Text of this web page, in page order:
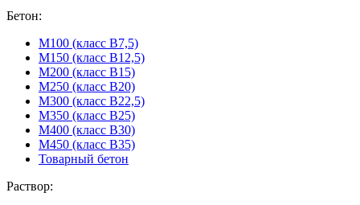
Бетон:
М100 (класс B7,5)
М150 (класс B12,5)
М200 (класс B15)
М250 (класс B20)
М300 (класс B22,5)
М350 (класс B25)
М400 (класс B30)
М450 (класс B35)
Товарный бетон
Раствор: